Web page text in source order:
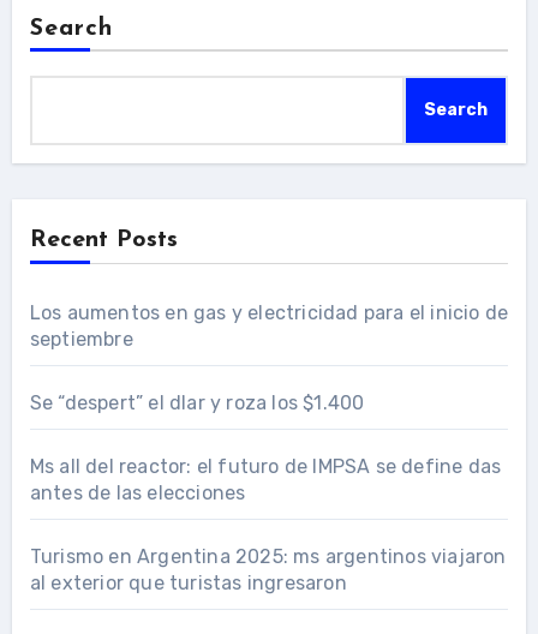
Search
Search
Recent Posts
Los aumentos en gas y electricidad para el inicio de
septiembre
Se “despert” el dlar y roza los $1.400
Ms all del reactor: el futuro de IMPSA se define das
antes de las elecciones
Turismo en Argentina 2025: ms argentinos viajaron
al exterior que turistas ingresaron